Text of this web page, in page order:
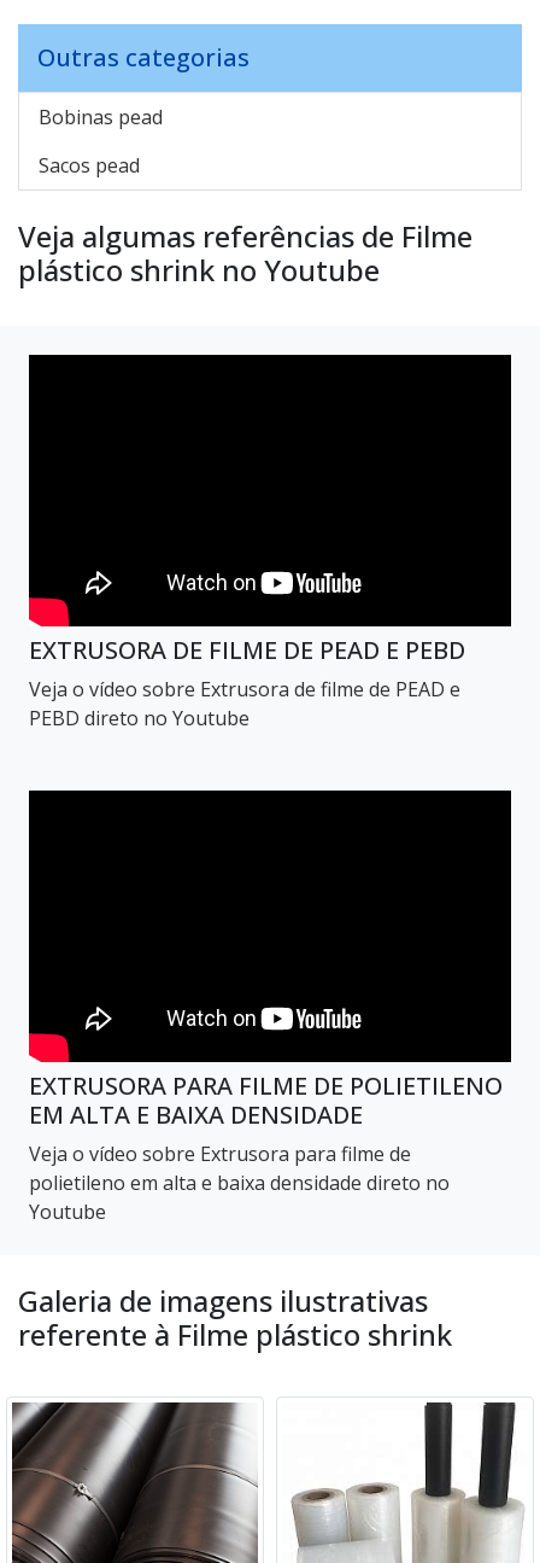
Outras categorias
Bobinas pead
Sacos pead
Veja algumas referências de Filme
plástico shrink no Youtube
EXTRUSORA DE FILME DE PEAD E PEBD
Veja o vídeo sobre Extrusora de filme de PEAD e
PEBD direto no Youtube
EXTRUSORA PARA FILME DE POLIETILENO
EM ALTA E BAIXA DENSIDADE
Veja o vídeo sobre Extrusora para filme de
polietileno em alta e baixa densidade direto no
Youtube
Galeria de imagens ilustrativas
referente à Filme plástico shrink